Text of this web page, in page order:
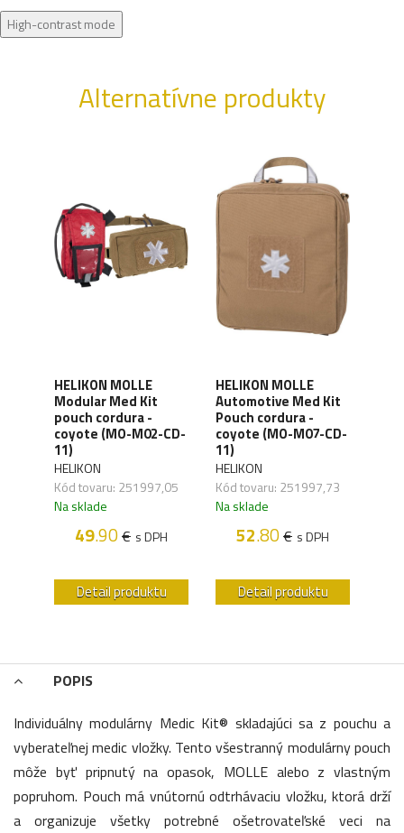
High-contrast mode
Alternatívne produkty
HELIKON MOLLE
Modular Med Kit
pouch cordura -
coyote (MO-M02-CD-
11)
HELIKON
Kód tovaru: 251997,05
Na sklade
49.90€ s DPH
Detail produktu
HELIKON MOLLE
Automotive Med Kit
Pouch cordura -
coyote (MO-M07-CD-
11)
HELIKON
Kód tovaru: 251997,73
Na sklade
52.80€ s DPH
Detail produktu
POPIS
Individuálny modulárny Medic Kit® skladajúci sa z pouchu a
vyberateľnej medic vložky. Tento všestranný modulárny pouch
môže byť pripnutý na opasok, MOLLE alebo z vlastným
popruhom. Pouch má vnútornú odtrhávaciu vložku, ktorá drží
a organizuje všetky potrebné ošetrovateľské veci na